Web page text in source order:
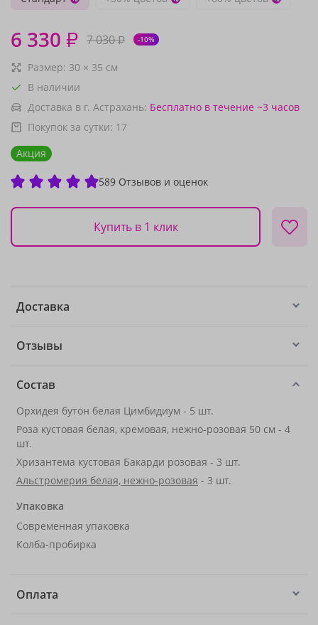
6 330 ₽ 7 030₽ -10%
Размер: 30 × 35 см
В наличии
Доставка в г. Астрахань: Бесплатно в течение ~3 часов
Покупок за сутки: 17
Акция
589 Отзывов и оценок
Купить в 1 клик
Доставка
Отзывы
Состав
Орхидея бутон белая Цимбидиум - 5 шт.
Роза кустовая белая, кремовая, нежно-розовая 50 см - 4
шт.
Хризантема кустовая Бакарди розовая - 3 шт.
Альстромерия белая, нежно-розовая - 3 шт.
Упаковка
Современная упаковка
Колба-пробирка
Оплата